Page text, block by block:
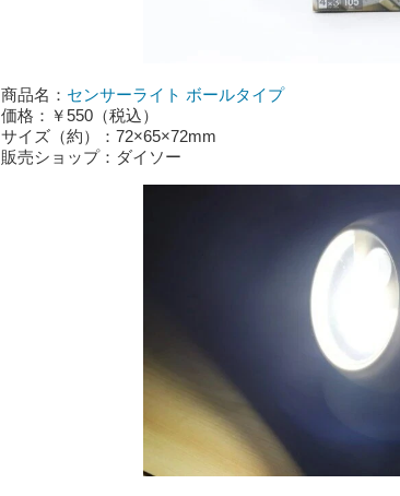
商品名： センサーライト ボールタイプ
価格：￥550（税込）
サイズ（約）：72×65×72mm
販売ショップ：ダイソー